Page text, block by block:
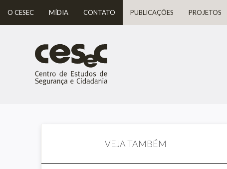
O CESEC MÍDIA CONTATO PUBLICAÇÕES PROJETOS
VEJA TAMBÉM